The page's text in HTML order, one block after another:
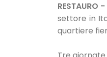
settore in
quartiere